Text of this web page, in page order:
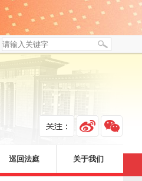
巡回法庭 关于我们